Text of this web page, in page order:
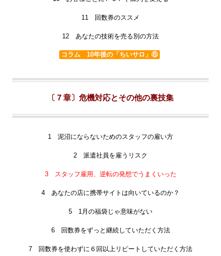
11 回数券のススメ
12 あなたの技術を売る別の方法
コラム 10年後の「ちいサロ」⑥
〔７章〕危機対応とその他の裏技集
1 泥沼にならないためのスタッフの雇い方
2 派遣社員を雇うリスク
3 スタッフ雇用、逆転の発想でうまくいった
4 あなたの店に携帯サイトは向いているのか？
5 1月の福袋じゃ意味がない
6 回数券をずっと継続していただく方法
7 回数券を使わずに６回以上リピートしていただく方法